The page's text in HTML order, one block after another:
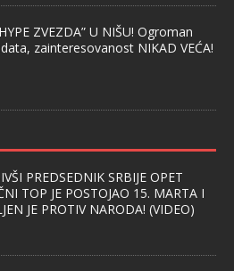
ZVEZDA” U NIŠU! Ogroman
zainteresovanost NIKAD VEĆA!
PREDSEDNIK SRBIJE OPET
TOP JE POSTOJAO 15. MARTA I
JE PROTIV NARODA! (VIDEO)